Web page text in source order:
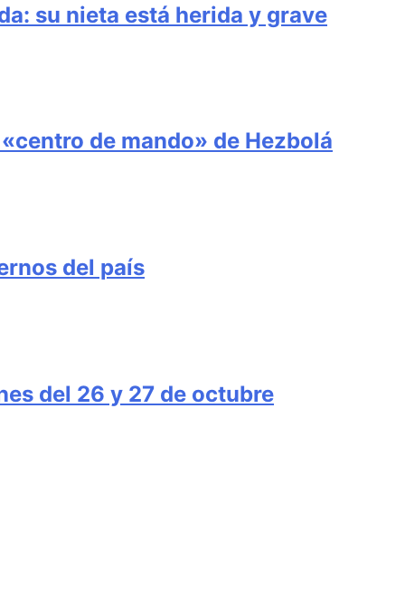
su nieta está herida y grave
de mando» de Hezbolá
del país
del 26 y 27 de octubre